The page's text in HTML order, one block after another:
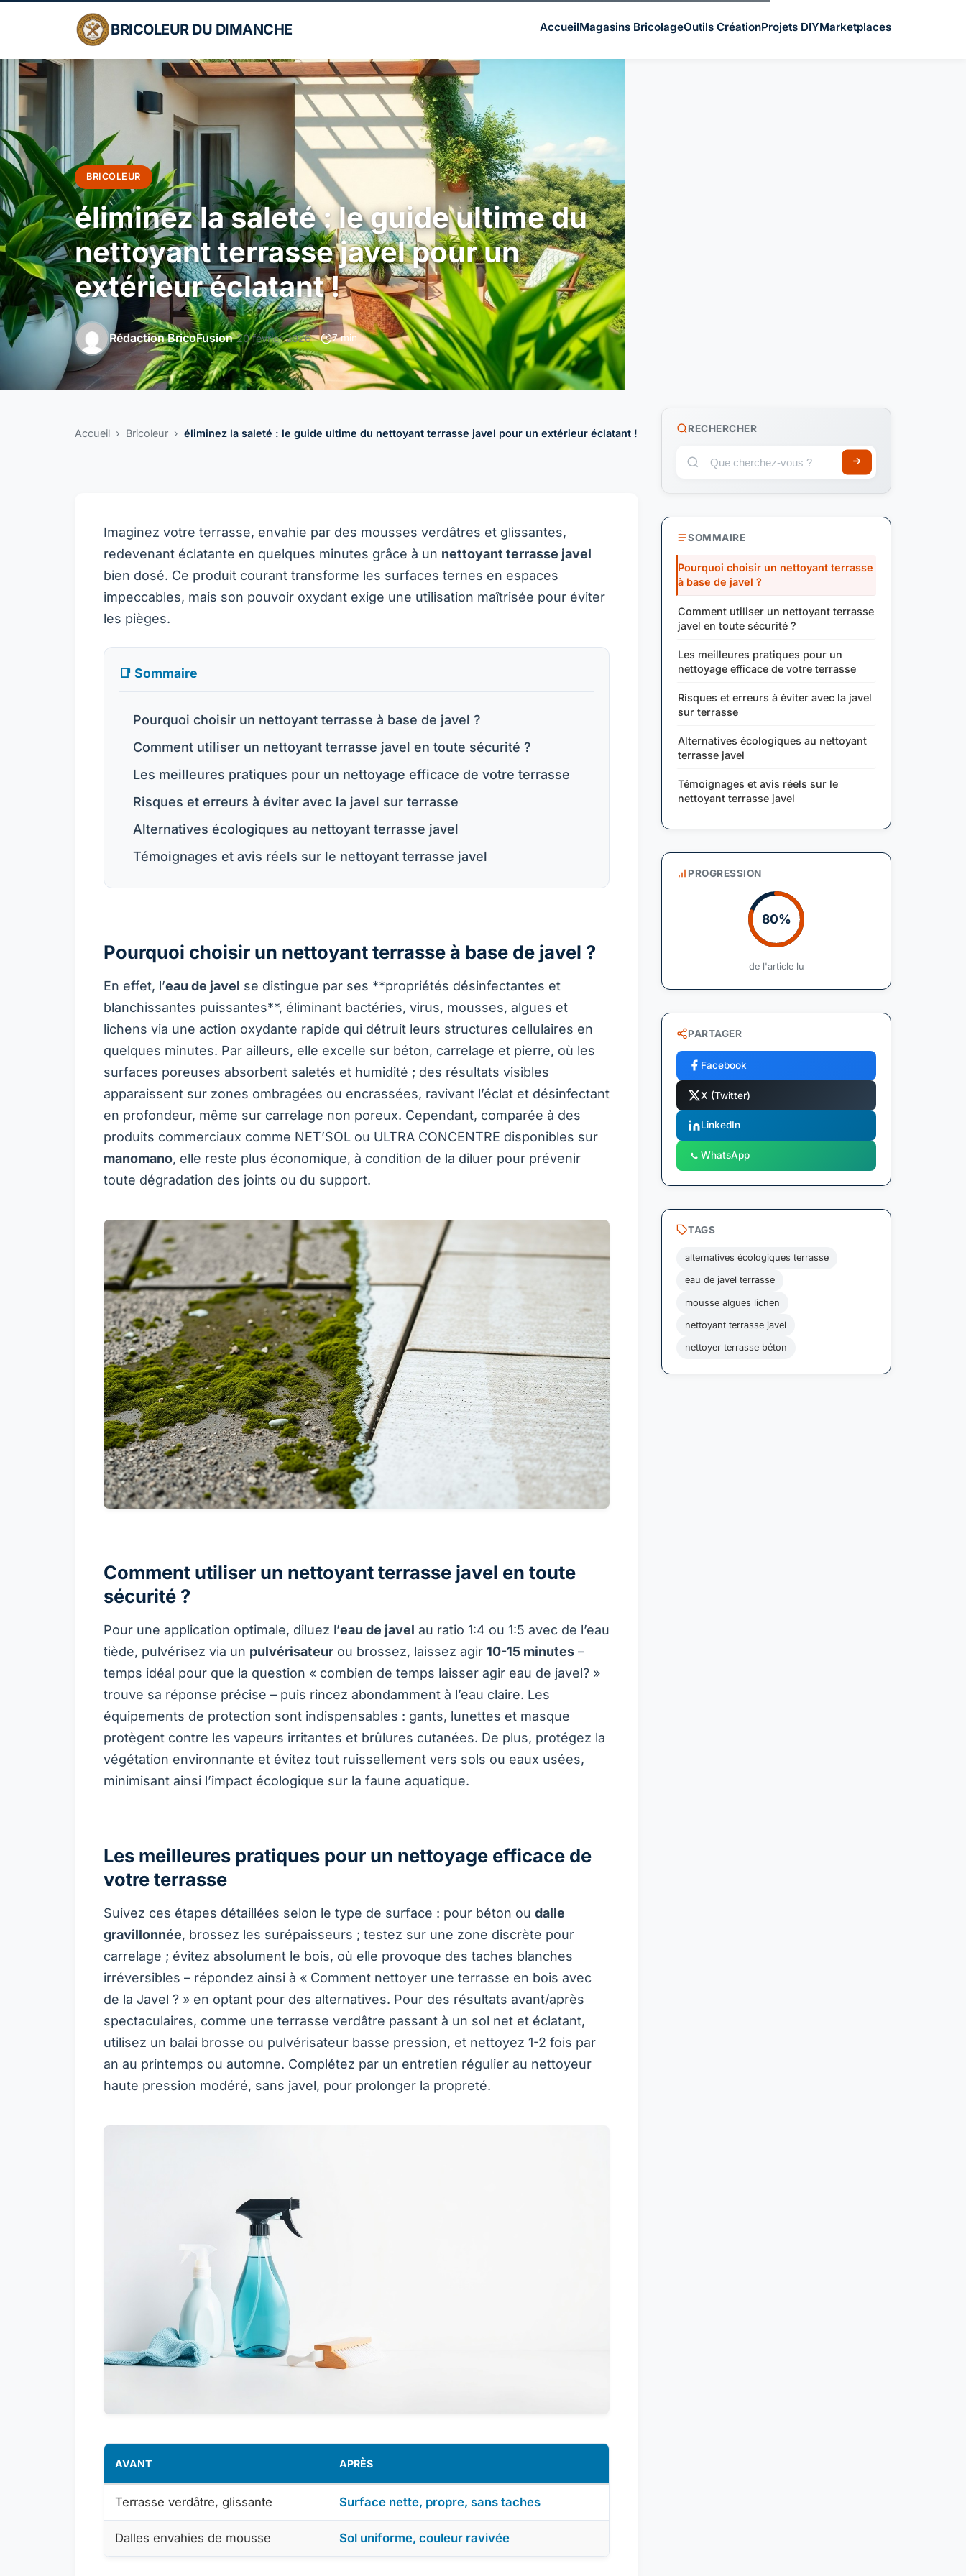
BRICOLEUR DU DIMANCHE AccueilMagasins BricolageOutils CréationProjets DIYMarketplaces
BRICOLEUR
éliminez la saleté : le guide ultime du
nettoyant terrasse javel pour un
extérieur éclatant !
Rédaction BricoFusion 20 février 2026 7 min
Accueil › Bricoleur › éliminez la saleté : le guide ultime du nettoyant terrasse javel pour un extérieur éclatant !
Imaginez votre terrasse, envahie par des mousses verdâtres et glissantes,
redevenant éclatante en quelques minutes grâce à un nettoyant terrasse javel
bien dosé. Ce produit courant transforme les surfaces ternes en espaces
impeccables, mais son pouvoir oxydant exige une utilisation maîtrisée pour éviter
les pièges.
📑 Sommaire
Pourquoi choisir un nettoyant terrasse à base de javel ?
Comment utiliser un nettoyant terrasse javel en toute sécurité ?
Les meilleures pratiques pour un nettoyage efficace de votre terrasse
Risques et erreurs à éviter avec la javel sur terrasse
Alternatives écologiques au nettoyant terrasse javel
Témoignages et avis réels sur le nettoyant terrasse javel
Pourquoi choisir un nettoyant terrasse à base de javel ?
En effet, l’eau de javel se distingue par ses **propriétés désinfectantes et
blanchissantes puissantes**, éliminant bactéries, virus, mousses, algues et
lichens via une action oxydante rapide qui détruit leurs structures cellulaires en
quelques minutes. Par ailleurs, elle excelle sur béton, carrelage et pierre, où les
surfaces poreuses absorbent saletés et humidité ; des résultats visibles
apparaissent sur zones ombragées ou encrassées, ravivant l’éclat et désinfectant
en profondeur, même sur carrelage non poreux. Cependant, comparée à des
produits commerciaux comme NET’SOL ou ULTRA CONCENTRE disponibles sur
manomano, elle reste plus économique, à condition de la diluer pour prévenir
toute dégradation des joints ou du support.
Comment utiliser un nettoyant terrasse javel en toute
sécurité ?
Pour une application optimale, diluez l’eau de javel au ratio 1:4 ou 1:5 avec de l’eau
tiède, pulvérisez via un pulvérisateur ou brossez, laissez agir 10-15 minutes –
temps idéal pour que la question « combien de temps laisser agir eau de javel? »
trouve sa réponse précise – puis rincez abondamment à l’eau claire. Les
équipements de protection sont indispensables : gants, lunettes et masque
protègent contre les vapeurs irritantes et brûlures cutanées. De plus, protégez la
végétation environnante et évitez tout ruissellement vers sols ou eaux usées,
minimisant ainsi l’impact écologique sur la faune aquatique.
Les meilleures pratiques pour un nettoyage efficace de
votre terrasse
Suivez ces étapes détaillées selon le type de surface : pour béton ou dalle
gravillonnée, brossez les surépaisseurs ; testez sur une zone discrète pour
carrelage ; évitez absolument le bois, où elle provoque des taches blanches
irréversibles – répondez ainsi à « Comment nettoyer une terrasse en bois avec
de la Javel ? » en optant pour des alternatives. Pour des résultats avant/après
spectaculaires, comme une terrasse verdâtre passant à un sol net et éclatant,
utilisez un balai brosse ou pulvérisateur basse pression, et nettoyez 1-2 fois par
an au printemps ou automne. Complétez par un entretien régulier au nettoyeur
haute pression modéré, sans javel, pour prolonger la propreté.
AVANT APRÈS
Terrasse verdâtre, glissante Surface nette, propre, sans taches
Dalles envahies de mousse Sol uniforme, couleur ravivée
RECHERCHER
SOMMAIRE
Pourquoi choisir un nettoyant terrasse
à base de javel ?
Comment utiliser un nettoyant terrasse
javel en toute sécurité ?
Les meilleures pratiques pour un
nettoyage efficace de votre terrasse
Risques et erreurs à éviter avec la javel
sur terrasse
Alternatives écologiques au nettoyant
terrasse javel
Témoignages et avis réels sur le
nettoyant terrasse javel
PROGRESSION
80%
de l'article lu
PARTAGER
Facebook
X (Twitter)
LinkedIn
WhatsApp
TAGS
alternatives écologiques terrasse
eau de javel terrasse
mousse algues lichen
nettoyant terrasse javel
nettoyer terrasse béton